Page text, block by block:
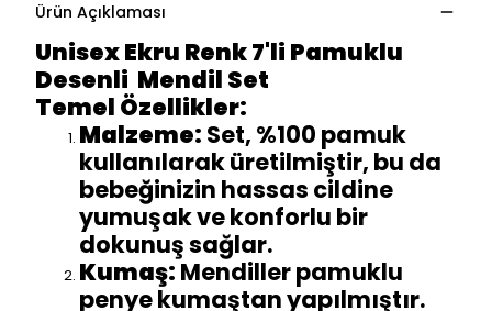
Ürün Açıklaması
Unisex Ekru Renk 7'li Pamuklu
Desenli Mendil Set
Temel Özellikler:
Malzeme: Set, %100 pamuk
kullanılarak üretilmiştir, bu da
bebeğinizin hassas cildine
yumuşak ve konforlu bir
dokunuş sağlar.
Kumaş: Mendiller pamuklu
penye kumaştan yapılmıştır.